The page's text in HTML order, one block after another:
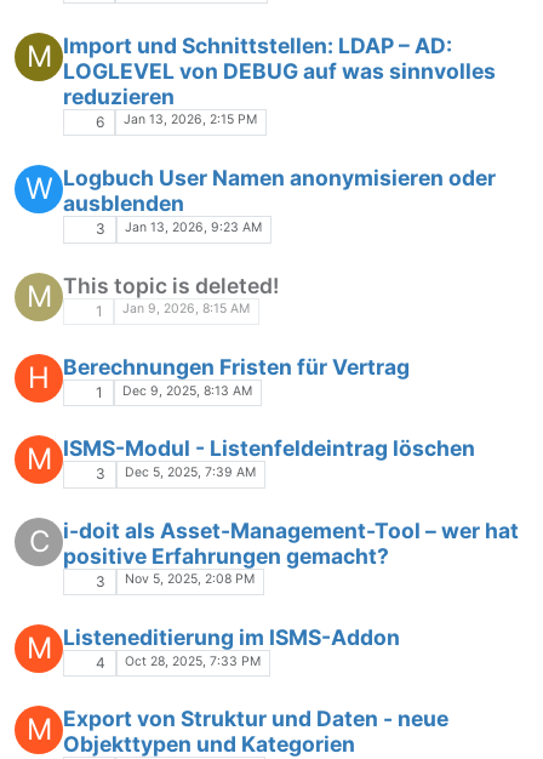
M Import und Schnittstellen: LDAP – AD:
LOGLEVEL von DEBUG auf was sinnvolles
reduzieren
6 Jan 13, 2026, 2:15 PM
W Logbuch User Namen anonymisieren oder
ausblenden
3 Jan 13, 2026, 9:23 AM
M This topic is deleted!
1 Jan 9, 2026, 8:15 AM
H Berechnungen Fristen für Vertrag
1 Dec 9, 2025, 8:13 AM
M ISMS-Modul - Listenfeldeintrag löschen
3 Dec 5, 2025, 7:39 AM
C
i-doit als Asset-Management-Tool – wer hat
positive Erfahrungen gemacht?
3 Nov 5, 2025, 2:08 PM
M Listeneditierung im ISMS-Addon
4 Oct 28, 2025, 7:33 PM
M Export von Struktur und Daten - neue
Objekttypen und Kategorien